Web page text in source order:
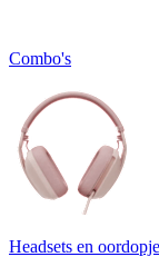
Combo's
Headsets en